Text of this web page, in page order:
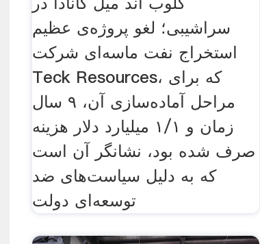
سراشیبی؛ لغو پروژه‌ی عظیم
استخراج نفت ماسه‌ای شرکت
Teck Resources، که برای
مراحل آماده‌سازی آن، ۹ سال
زمان و ۱/۱ میلیارد دلار هزینه
صرف شده بود، نشانگر آن است
که به دلیل سیاست‌های ضد
توسعه‌ای دولت